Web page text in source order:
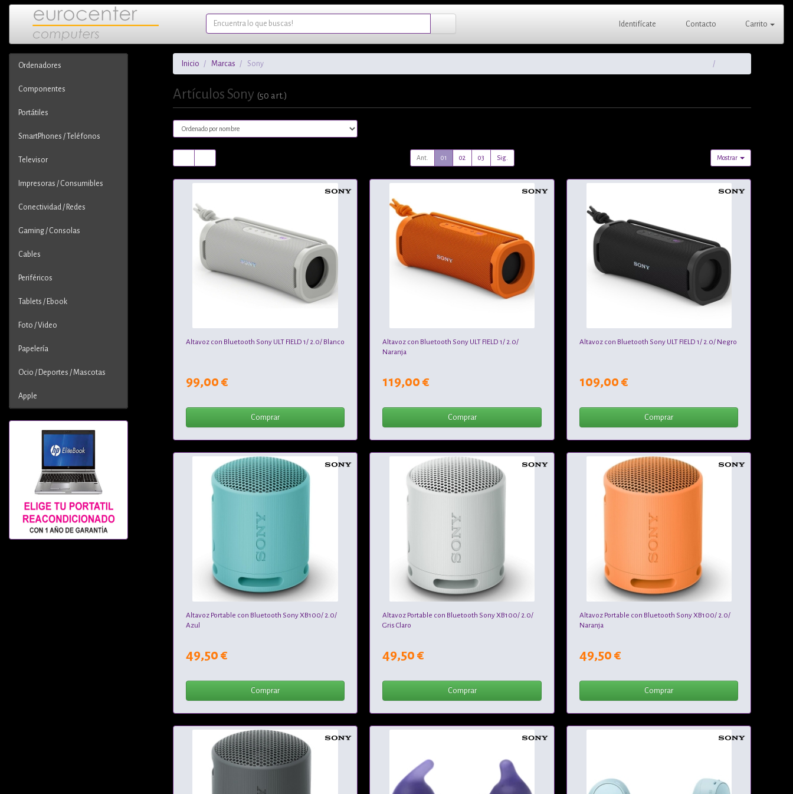
Identifícate Contacto Carrito
Ordenadores
Componentes
Portátiles
SmartPhones / Teléfonos
Televisor
Impresoras / Consumibles
Conectividad / Redes
Gaming / Consolas
Cables
Periféricos
Tablets / Ebook
Foto / Video
Papelería
Ocio / Deportes / Mascotas
Apple
Inicio Marcas Sony
Artículos Sony (50 art.)
Ant. 01 02 03 Sig. Mostrar
Altavoz con Bluetooth Sony ULT FIELD 1/ 2.0/ Blanco
99,00 €
Comprar
Altavoz con Bluetooth Sony ULT FIELD 1/ 2.0/
Naranja
119,00 €
Comprar
Altavoz con Bluetooth Sony ULT FIELD 1/ 2.0/ Negro
109,00 €
Comprar
Altavoz Portable con Bluetooth Sony XB100/ 2.0/
Azul
49,50 €
Comprar
Altavoz Portable con Bluetooth Sony XB100/ 2.0/
Gris Claro
49,50 €
Comprar
Altavoz Portable con Bluetooth Sony XB100/ 2.0/
Naranja
49,50 €
Comprar